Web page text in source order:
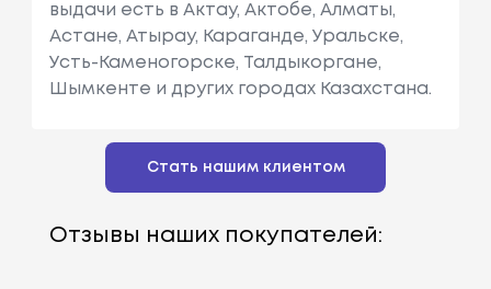
выдачи есть в Актау, Актобе, Алматы,
Астане, Атырау, Караганде, Уральске,
Усть-Каменогорске, Талдыкоргане,
Шымкенте и других городах Казахстана.
Стать нашим клиентом
Отзывы наших покупателей: